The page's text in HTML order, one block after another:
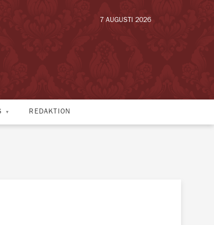
7 AUGUSTI 2026
REDAKTION